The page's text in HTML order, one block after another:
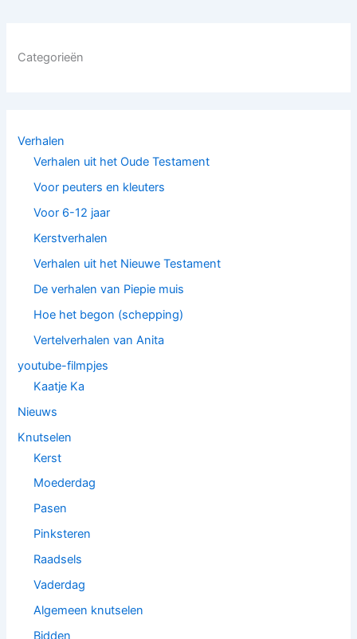
Categorieën
Verhalen
Verhalen uit het Oude Testament
Voor peuters en kleuters
Voor 6-12 jaar
Kerstverhalen
Verhalen uit het Nieuwe Testament
De verhalen van Piepie muis
Hoe het begon (schepping)
Vertelverhalen van Anita
youtube-filmpjes
Kaatje Ka
Nieuws
Knutselen
Kerst
Moederdag
Pasen
Pinksteren
Raadsels
Vaderdag
Algemeen knutselen
Bidden